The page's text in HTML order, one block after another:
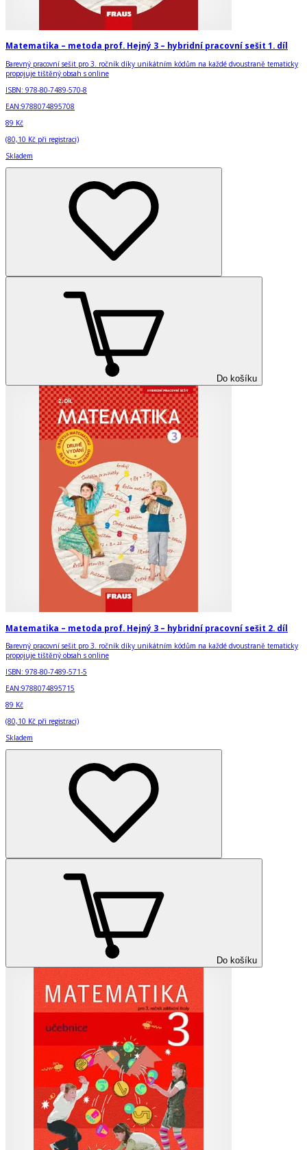
Matematika – metoda prof. Hejný 3 – hybridní pracovní sešit 1. díl
Barevný pracovní sešit pro 3. ročník díky unikátním kódům na každé dvoustraně tematicky
propojuje tištěný obsah s online
ISBN: 978-80-7489-570-8
EAN:9788074895708
89 Kč
(80,10 Kč při registraci)
Skladem
Do košíku
Matematika – metoda prof. Hejný 3 – hybridní pracovní sešit 2. díl
Barevný pracovní sešit pro 3. ročník díky unikátním kódům na každé dvoustraně tematicky
propojuje tištěný obsah s online
ISBN: 978-80-7489-571-5
EAN:9788074895715
89 Kč
(80,10 Kč při registraci)
Skladem
Do košíku